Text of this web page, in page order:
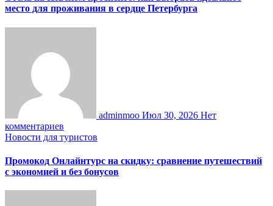
место для проживания в сердце Петербурга
adminmoo Июл 30, 2026 Нет
комментариев
Новости для туристов
Промокод Онлайнтурс на скидку: сравнение путешествий
с экономией и без бонусов